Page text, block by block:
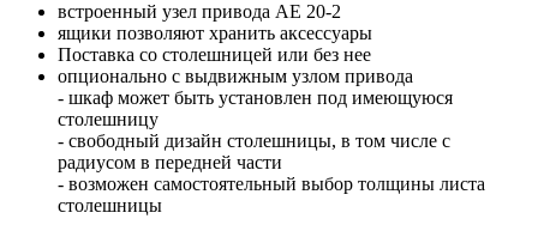
встроенный узел привода AE 20-2
ящики позволяют хранить аксессуары
Поставка со столешницей или без нее
опционально с выдвижным узлом привода
- шкаф может быть установлен под имеющуюся
столешницу
- свободный дизайн столешницы, в том числе с
радиусом в передней части
- возможен самостоятельный выбор толщины листа
столешницы